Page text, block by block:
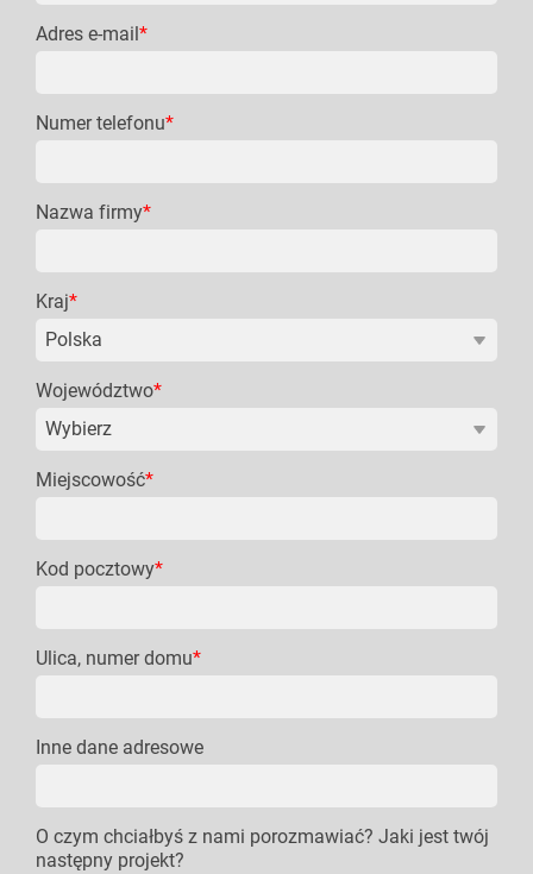
Adres e-mail *
Numer telefonu*
Nazwa firmy*
Kraj*
Województwo*
Miejscowość*
Kod pocztowy*
Ulica, numer domu*
Inne dane adresowe
O czym chciałbyś z nami porozmawiać? Jaki jest twój
następny projekt?